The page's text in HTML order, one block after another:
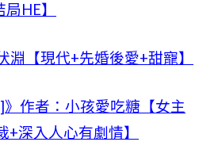
HE】
淵【現代+先婚後愛+甜寵】
》作者：小孩愛吃糖【女主
+深入人心有劇情】